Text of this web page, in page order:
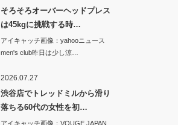
そろそろオーバーヘッドプレス
は45kgに挑戦する時…
アイキャッチ画像：yahooニュース
men's club昨日は少し涼…
2026.07.27
渋谷店でトレッドミルから滑り
落ちる60代の女性を初…
アイキャッチ画像：VOUGE JAPAN